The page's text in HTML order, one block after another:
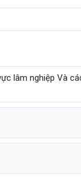
lâm nghiệp Và